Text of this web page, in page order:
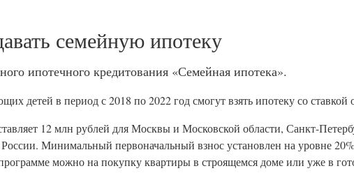
семейную ипотеку
ипотечного кредитования «Семейная ипотека».
детей в период с 2018 по 2022 год смогут взять ипотеку со ставкой
12 млн рублей для Москвы и Московской области, Санкт-
Минимальный первоначальный взнос установлен на уровне
можно на покупку квартиры в строящемся доме или уже в